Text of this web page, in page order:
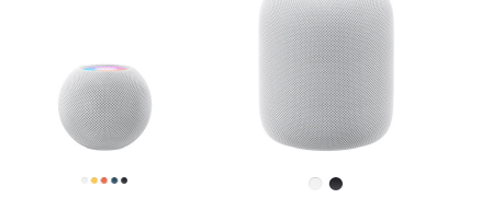
了
解
HomePod<